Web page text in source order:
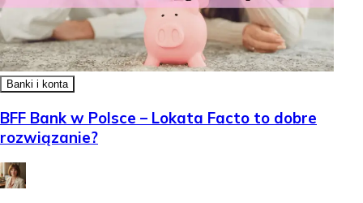
Banki i konta
BFF Bank w Polsce – Lokata Facto to dobre
rozwiązanie?